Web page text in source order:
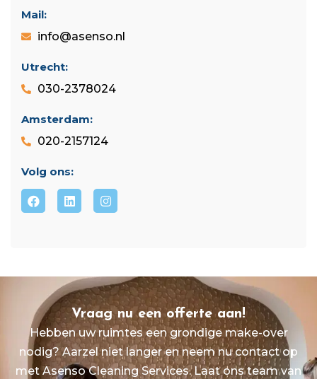
Mail:
info@asenso.nl
Utrecht:
030-2378024
Amsterdam:
020-2157124
Volg ons:
Vraag nu een offerte aan!
Hebben uw ruimtes een grondige make-over
nodig? Aarzel niet langer en neem nu contact op
met Asenso Cleaning Services. Laat ons team van